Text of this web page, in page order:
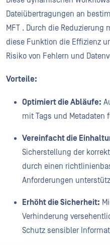
Dateiübertragungen an
MFT . Durch die
diese Funktion die Effizienz
Risiko von Fehlern und
Vorteile:
Optimiert die Abläufe:
mit Tags und Metadaten
Vereinfacht die
Sicherstellung der
durch einen
Anforderungen
Erhöht die Sicherheit:
Verhinderung
Schutz sensibler